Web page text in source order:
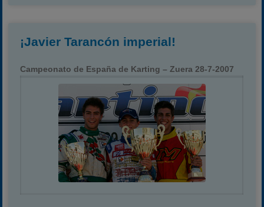
¡Javier Tarancón imperial!
Campeonato de España de Karting – Zuera 28-7-2007